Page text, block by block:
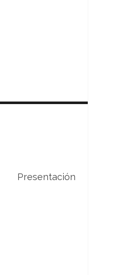
Presentación